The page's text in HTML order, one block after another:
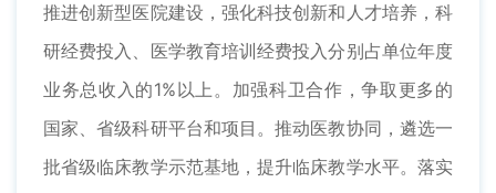
推进创新型医院建设，强化科技创新和人才培养，科
研经费投入、医学教育培训经费投入分别占单位年度
业务总收入的1%以上。加强科卫合作，争取更多的
国家、省级科研平台和项目。推动医教协同，遴选一
批省级临床教学示范基地，提升临床教学水平。落实